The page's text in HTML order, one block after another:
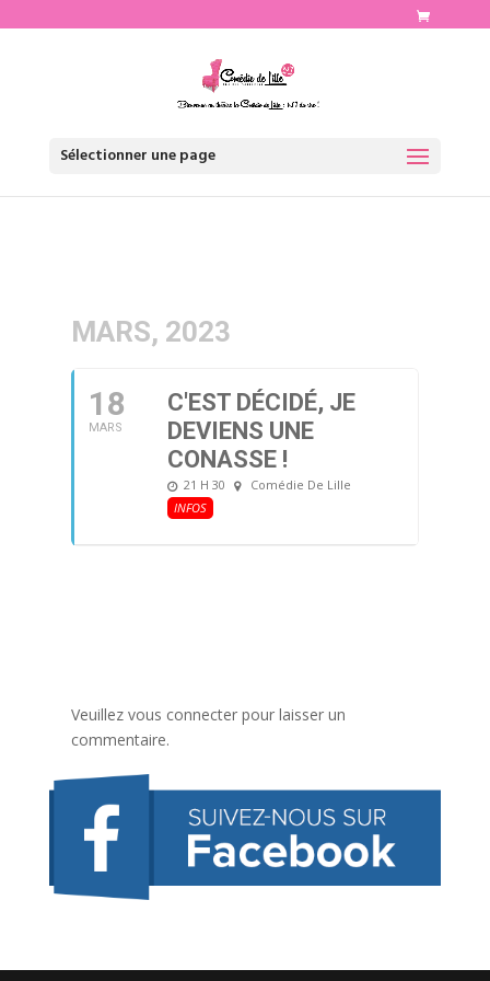
Sélectionner une page
MARS, 2023
18
MARS
C'EST DÉCIDÉ, JE
DEVIENS UNE
CONASSE !
21 H 30
Comédie De Lille
INFOS
Veuillez vous connecter pour laisser un
commentaire.